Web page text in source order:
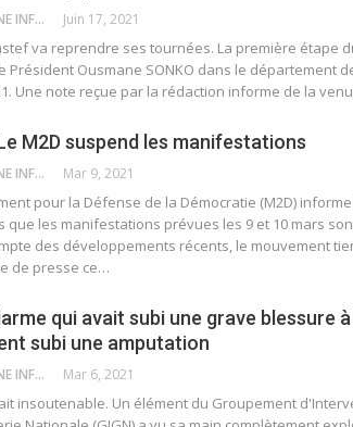
POPENGUINE INFO Juin 17, 2021
va reprendre ses tournées. La première étape
Président Ousmane SONKO dans le département
Une note reçue par la rédaction informe de la
M2D suspend les manifestations
POPENGUINE INFO Mar 9, 2021
pour la Défense de la Démocratie (M2D)
que les manifestations prévues les 9 et 10 mars
des développements récents, le mouvement
de presse ce…
qui avait subi une grave blessure à
subi une amputation
POPENGUINE INFO Mar 6, 2021
insoutenable. Un élément du Groupement